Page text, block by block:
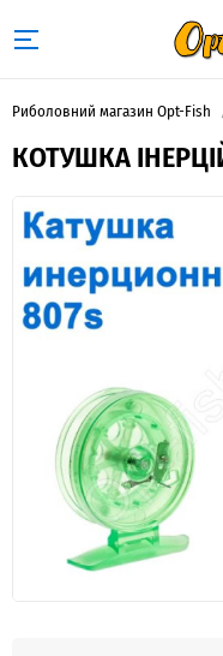
Риболовний магазин Opt-Fish
КОТУШКА